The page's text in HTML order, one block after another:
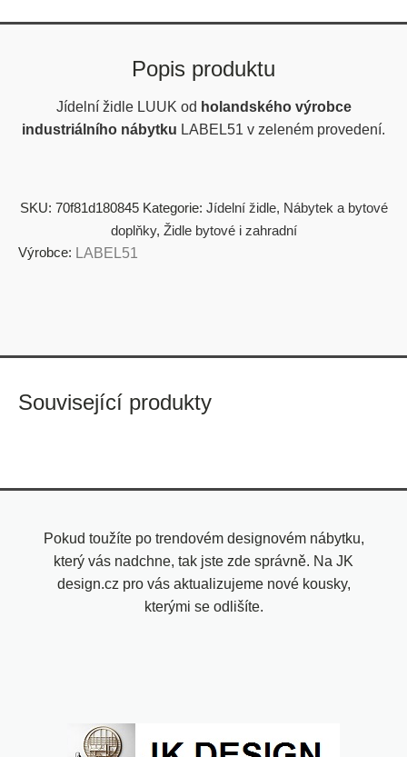
Popis produktu
Jídelní židle LUUK od holandského výrobce
industriálního nábytku LABEL51 v zeleném provedení.
SKU: 70f81d180845 Kategorie: Jídelní židle, Nábytek a bytové
doplňky, Židle bytové i zahradní
Výrobce: LABEL51
Související produkty
Pokud toužíte po trendovém designovém nábytku,
který vás nadchne, tak jste zde správně. Na JK
design.cz pro vás aktualizujeme nové kousky,
kterými se odlišíte.